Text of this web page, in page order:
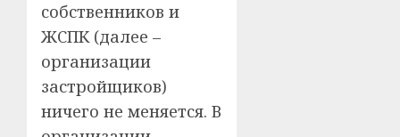
собственников и
ЖСПК (далее –
организации
застройщиков)
ничего не меняется. В